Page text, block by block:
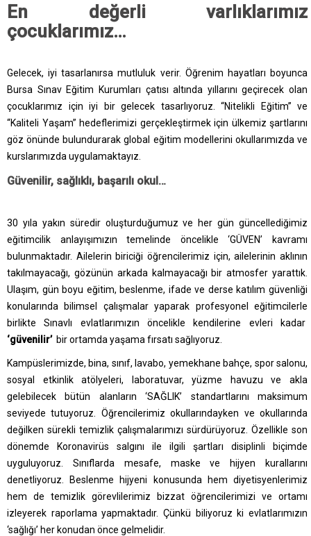
En değerli varlıklarımız
çocuklarımız…
Gelecek, iyi tasarlanırsa mutluluk verir. Öğrenim hayatları boyunca
Bursa Sınav Eğitim Kurumları çatısı altında yıllarını geçirecek olan
çocuklarımız için iyi bir gelecek tasarlıyoruz. “Nitelikli Eğitim” ve
“Kaliteli Yaşam” hedeflerimizi gerçekleştirmek için ülkemiz şartlarını
göz önünde bulundurarak global eğitim modellerini okullarımızda ve
kurslarımızda uygulamaktayız.
Güvenilir, sağlıklı, başarılı okul…
30 yıla yakın süredir oluşturduğumuz ve her gün güncellediğimiz
eğitimcilik anlayışımızın temelinde öncelikle ‘GÜVEN’ kavramı
bulunmaktadır. Ailelerin biriciği öğrencilerimiz için, ailelerinin aklının
takılmayacağı, gözünün arkada kalmayacağı bir atmosfer yarattık.
Ulaşım, gün boyu eğitim, beslenme, ifade ve derse katılım güvenliği
konularında bilimsel çalışmalar yaparak profesyonel eğitimcilerle
birlikte Sınavlı evlatlarımızın öncelikle kendilerine evleri kadar
‘güvenilir’bir ortamda yaşama fırsatı sağlıyoruz.
Kampüslerimizde, bina, sınıf, lavabo, yemekhane bahçe, spor salonu,
sosyal etkinlik atölyeleri, laboratuvar, yüzme havuzu ve akla
gelebilecek bütün alanların ‘SAĞLIK’ standartlarını maksimum
seviyede tutuyoruz. Öğrencilerimiz okullarındayken ve okullarında
değilken sürekli temizlik çalışmalarımızı sürdürüyoruz. Özellikle son
dönemde Koronavirüs salgını ile ilgili şartları disiplinli biçimde
uyguluyoruz. Sınıflarda mesafe, maske ve hijyen kurallarını
denetliyoruz. Beslenme hijyeni konusunda hem diyetisyenlerimiz
hem de temizlik görevlilerimiz bizzat öğrencilerimizi ve ortamı
izleyerek raporlama yapmaktadır. Çünkü biliyoruz ki evlatlarımızın
‘sağlığı’ her konudan önce gelmelidir.